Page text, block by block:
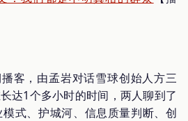
客，由孟岩对话雪球创始人方三
达1个多小时的时间，两人聊到了
模式、护城河、信息质量判断、创